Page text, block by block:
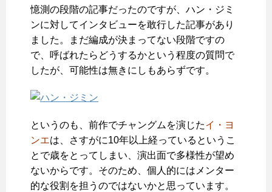
憶測の段階の記事だったのですが、ハン・ジミ
ンに対してインタビューを敢行した記事があり
ました。まだ編成が決まってない段階ですの
で、呼ばれたらどうするかという程度の質問で
したが、可能性は無きにしもあらずです。
というのも、前作でチャングムを演じたイ・ヨ
ンエは、さすがに10年以上経っているというこ
とで歳をとってしまい、演出面で多様性が望め
ないからです。そのため、個人的にはメンター
的な役割を担うのではないかと思っています。